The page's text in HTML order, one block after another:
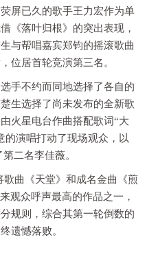
屏已久的歌手王力宏作为单
《落叶归根》的突出表现，
与帮唱嘉宾郑钧的摇滚歌曲
位居首轮竞演第三名。
手不约而同地选择了各自的
生选择了尚未发布的全新歌
火星电台作曲搭配歌词“大
的演唱打动了现场观众，以
二名李佳薇。
歌曲《天堂》和成名金曲《煎
观众呼声最高的作品之一，
规则，综合其第一轮倒数的
遗憾落败。